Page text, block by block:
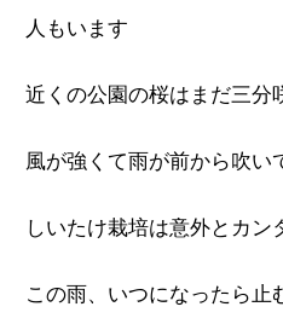
人もいます
近くの公園の桜はまだ三分
風が強くて雨が前から吹い
しいたけ栽培は意外とカン
この雨、いつになったら止